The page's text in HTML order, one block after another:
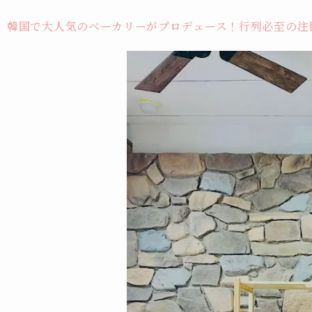
韓国で大人気のベーカリーがプロデュース！行列必至の注